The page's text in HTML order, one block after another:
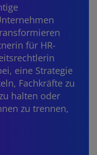
für HR-
eine Strategie
Fachkräfte zu
halten oder
zu trennen,